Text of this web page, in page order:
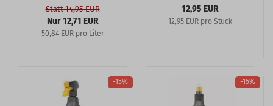
Statt 14,95 EUR
Nur 12,71 EUR
50,84 EUR pro Liter
12,95 EUR
12,95 EUR pro Stück
-15% -15%